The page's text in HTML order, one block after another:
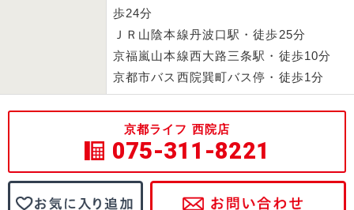
歩24分
ＪＲ山陰本線丹波口駅・徒歩25分
京福嵐山本線西大路三条駅・徒歩10分
京都市バス西院巽町バス停・徒歩1分
京都ライフ 西院店
075-311-8221